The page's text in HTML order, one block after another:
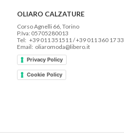
OLIARO CALZATURE
Corso Agnelli 66, Torino
P.Iva: 05705280013
Tel: +39 011 351511 / +39 011 360 17 33
Email: oliaromoda@libero.it
Privacy Policy
Cookie Policy